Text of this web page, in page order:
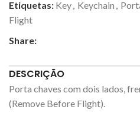
Etiquetas: Key Keychain
Flight
Share:
DESCRIÇÃO
Porta chaves com dois lados,
(Remove Before Flight).